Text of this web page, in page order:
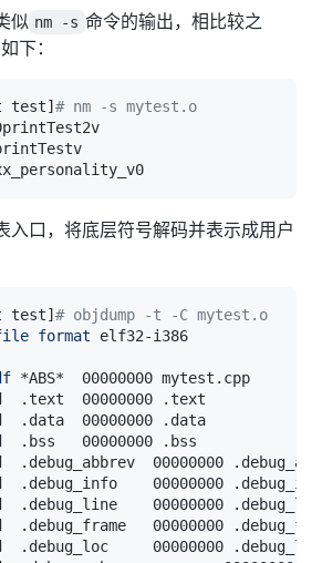
似 nm -s 命令的输出，相比较之
下：
test] # nm -s mytest.o
入口，将底层符号解码并表示成用户
test] # objdump -t -C mytest.o
format